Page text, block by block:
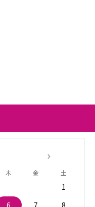
木 金 土
1
6 7
8